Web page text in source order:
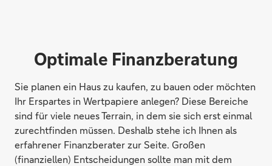
Optimale Finanzberatung
Sie planen ein Haus zu kaufen, zu bauen oder möchten
Ihr Erspartes in Wertpapiere anlegen? Diese Bereiche
sind für viele neues Terrain, in dem sie sich erst einmal
zurechtfinden müssen. Deshalb stehe ich Ihnen als
erfahrener Finanzberater zur Seite. Großen
(finanziellen) Entscheidungen sollte man mit dem